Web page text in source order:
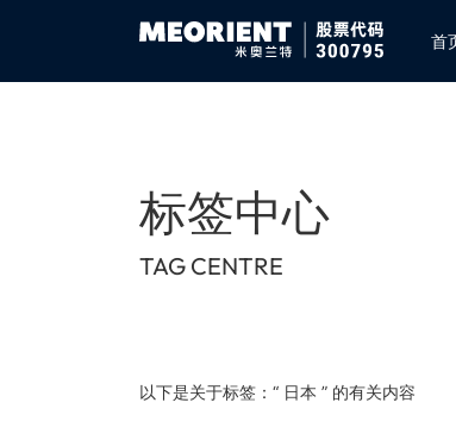
首
标签中心
TAG CENTRE
以下是关于标签：“ 日本 ” 的有关内容